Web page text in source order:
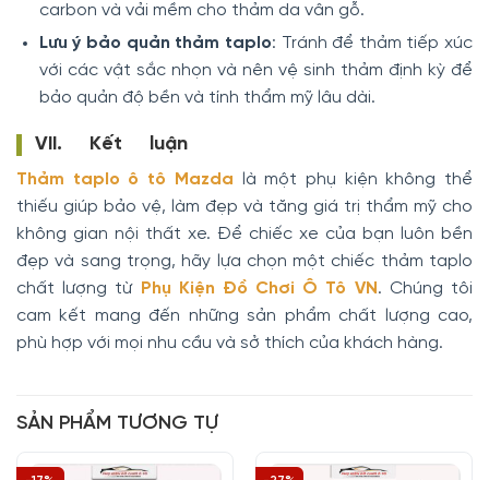
carbon và vải mềm cho thảm da vân gỗ.
Lưu ý bảo quản thảm taplo: Tránh để thảm tiếp xúc
với các vật sắc nhọn và nên vệ sinh thảm định kỳ để
bảo quản độ bền và tính thẩm mỹ lâu dài.
VII. Kết luận
Thảm taplo ô tô Mazda là một phụ kiện không thể
thiếu giúp bảo vệ, làm đẹp và tăng giá trị thẩm mỹ cho
không gian nội thất xe. Để chiếc xe của bạn luôn bền
đẹp và sang trọng, hãy lựa chọn một chiếc thảm taplo
chất lượng từ Phụ Kiện Đồ Chơi Ô Tô VN . Chúng tôi
cam kết mang đến những sản phẩm chất lượng cao,
phù hợp với mọi nhu cầu và sở thích của khách hàng.
SẢN PHẨM TƯƠNG TỰ